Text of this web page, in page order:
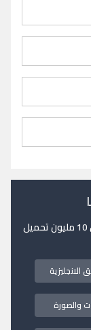
والصورة